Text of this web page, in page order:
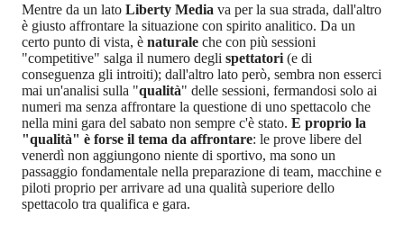
Mentre da un lato Liberty Media va per la sua strada, dall'altro
è giusto affrontare la situazione con spirito analitico. Da un
certo punto di vista, è naturale che con più sessioni
"competitive" salga il numero degli spettatori (e di
conseguenza gli introiti); dall'altro lato però, sembra non esserci
mai un'analisi sulla "qualità" delle sessioni, fermandosi solo ai
numeri ma senza affrontare la questione di uno spettacolo che
nella mini gara del sabato non sempre c'è stato. E proprio la
"qualità" è forse il tema da affrontare: le prove libere del
venerdì non aggiungono niente di sportivo, ma sono un
passaggio fondamentale nella preparazione di team, macchine e
piloti proprio per arrivare ad una qualità superiore dello
spettacolo tra qualifica e gara.